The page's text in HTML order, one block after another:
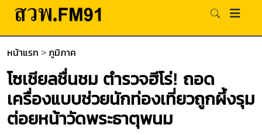
หน้าแรก > ภูมิภาค
โซเชียลชื่นชม ตำรวจฮีโร่! ถอด
เครื่องแบบช่วยนักท่องเที่ยวถูกผึ้งรุม
ต่อยหน้าวัดพระธาตุพนม